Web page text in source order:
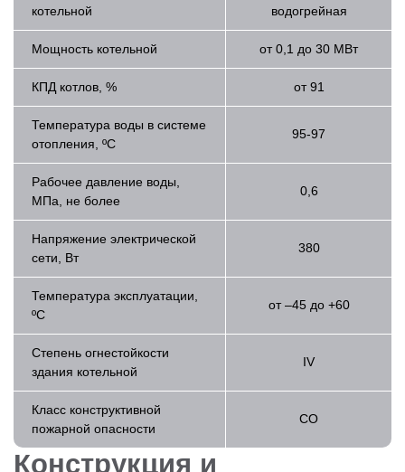
котельной
водогрейная
Мощность котельной от 0,1 до 30 МВт
КПД котлов, % от 91
Температура воды в системе
отопления, ºС
95-97
Рабочее давление воды,
МПа, не более
0,6
Напряжение электрической
сети, Вт
380
Температура эксплуатации,
ºС
от –45 до +60
Степень огнестойкости
здания котельной
IV
Класс конструктивной
пожарной опасности
СО
Конструкция и